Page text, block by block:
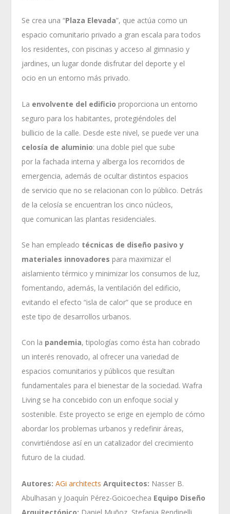
Se crea una “Plaza Elevada”, que actúa como un
espacio comunitario privado a gran escala para todos
los residentes, con piscinas y acceso al gimnasio y
jardines, un lugar donde disfrutar del deporte y el
ocio en un entorno más privado.
La envolvente del edificio proporciona un entorno
seguro para los habitantes, protegiéndoles del
bullicio de la calle. Desde este nivel, se puede ver una
celosía de aluminio: una doble piel que sube
por la fachada interna y alberga los recorridos de
emergencia, además de ocultar distintos espacios
de servicio que no se relacionan con lo público. Detrás
de la celosía se encuentran los cinco núcleos,
que comunican las plantas residenciales.
Se han empleado técnicas de diseño pasivo y
materiales innovadores para maximizar el
aislamiento térmico y minimizar los consumos de luz,
fomentando, además, la ventilación del edificio,
evitando el efecto “isla de calor” que se produce en
este tipo de desarrollos urbanos.
Con la pandemia, tipologías como ésta han cobrado
un interés renovado, al ofrecer una variedad de
espacios comunitarios y públicos que resultan
fundamentales para el bienestar de la sociedad. Wafra
Living se ha concebido con un enfoque social y
sostenible. Este proyecto se erige en ejemplo de cómo
abordar los problemas urbanos y redefinir áreas,
convirtiéndose así en un catalizador del crecimiento
futuro de la ciudad.
Autores: AGi architects Arquitectos: Nasser B.
Abulhasan y Joaquín Pérez-Goicoechea Equipo Diseño